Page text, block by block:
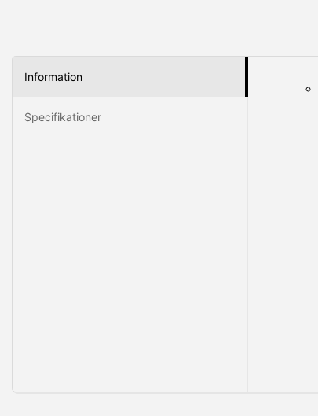
Information
Specifikationer